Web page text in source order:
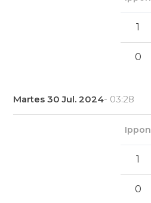
1
0
Martes 30 Jul. 2024- 03:28
Ippon
1
0